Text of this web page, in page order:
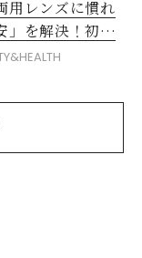
用レンズに慣れ
」を解決！初め
レンズガイド